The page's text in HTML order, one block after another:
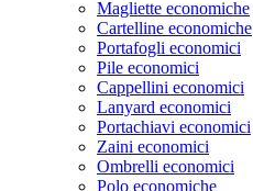
Magliette economiche
Cartelline economiche
Portafogli economici
Pile economici
Cappellini economici
Lanyard economici
Portachiavi economici
Zaini economici
Ombrelli economici
Polo economiche